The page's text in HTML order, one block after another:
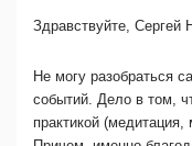
Здравствуйте, Сергей
Не могу разобраться
событий. Дело в том,
практикой